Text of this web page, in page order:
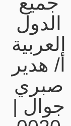
الدول
العربية
أ/ هدير
صبري
جوال |